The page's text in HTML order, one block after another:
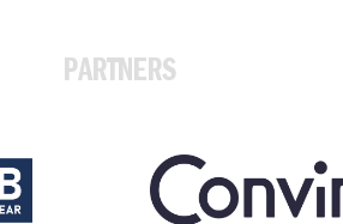
PARTNERS